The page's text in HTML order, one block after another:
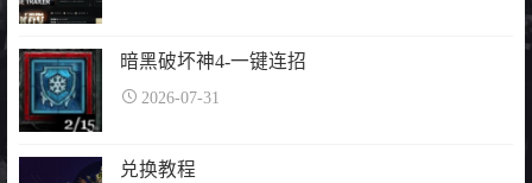
暗黑破坏神4-一键连招
2026-07-31
兑换教程